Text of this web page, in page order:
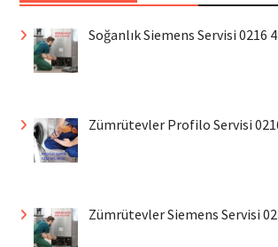
Soğanlık Siemens Servisi 0216
Zümrütevler Profilo Servisi
Zümrütevler Siemens Servisi